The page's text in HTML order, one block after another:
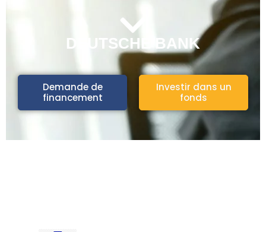
DEUTSCHE BANK
Demande de
financement
Investir dans un
fonds